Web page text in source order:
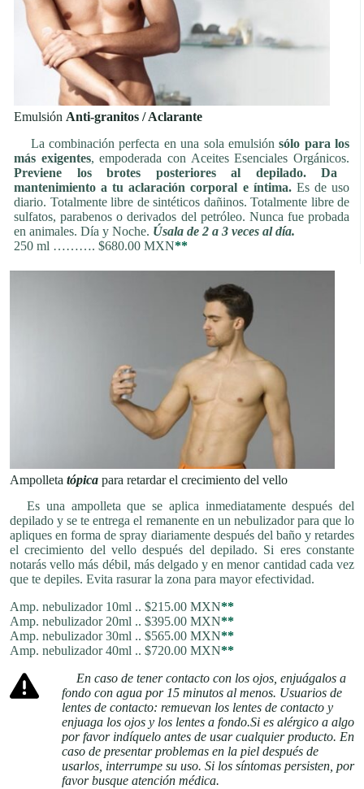
Emulsión Anti-granitos / Aclarante
La combinación perfecta en una sola emulsiónsólo para los
más exigentes, empoderada con Aceites Esenciales Orgánicos.
Previene los brotes posteriores al depilado. Da
mantenimiento a tu aclaración corporal e íntima.Es de uso
diario. Totalmente libre de sintéticos dañinos. Totalmente libre de
sulfatos, parabenos o derivados del petróleo. Nunca fue probada
en animales. Día y Noche. Úsala de 2 a 3 veces al día.
250 ml ………. $680.00 MXN**
Ampolleta tópica para retardar el crecimiento del vello
Es una ampolleta que se aplica inmediatamente después del
depilado y se te entrega el remanente en un nebulizador para que lo
apliques en forma de spray diariamente después del baño y retardes
el crecimiento del vello después del depilado. Si eres constante
notarás vello más débil, más delgado y en menor cantidad cada vez
que te depiles. Evita rasurar la zona para mayor efectividad.
Amp. nebulizador 10ml .. $215.00 MXN**
Amp. nebulizador 20ml .. $395.00 MXN**
Amp. nebulizador 30ml .. $565.00 MXN**
Amp. nebulizador 40ml .. $720.00 MXN**
En caso de tener contacto con los ojos, enjuágalos a
fondo con agua por 15 minutos al menos. Usuarios de
lentes de contacto: remuevan los lentes de contacto y
enjuaga los ojos y los lentes a fondo.Si es alérgico a algo
por favor indíquelo antes de usar cualquier producto. En
caso de presentar problemas en la piel después de
usarlos, interrumpe su uso. Si los síntomas persisten, por
favor busque atención médica.